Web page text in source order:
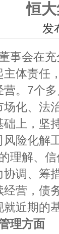
恒
发
事会在
体责任
。7个
化、法
上，坚
风险化解
理解、
协调、筹
营，债
就近期
理方面